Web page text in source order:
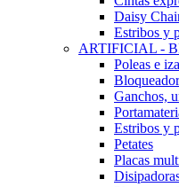
Daisy
Estribos y
ARTIFICIAL -
Poleas e
Ganchos,
Estribos y
Petates
Placas